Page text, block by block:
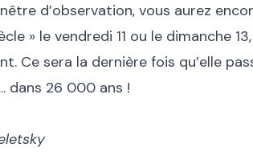
d’observation, vous aurez
» le vendredi 11 ou le dimanche
Ce sera la dernière fois qu’elle
dans 26 000 ans !